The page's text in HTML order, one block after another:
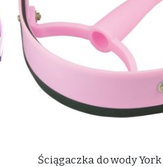
Ściągaczka do wody York